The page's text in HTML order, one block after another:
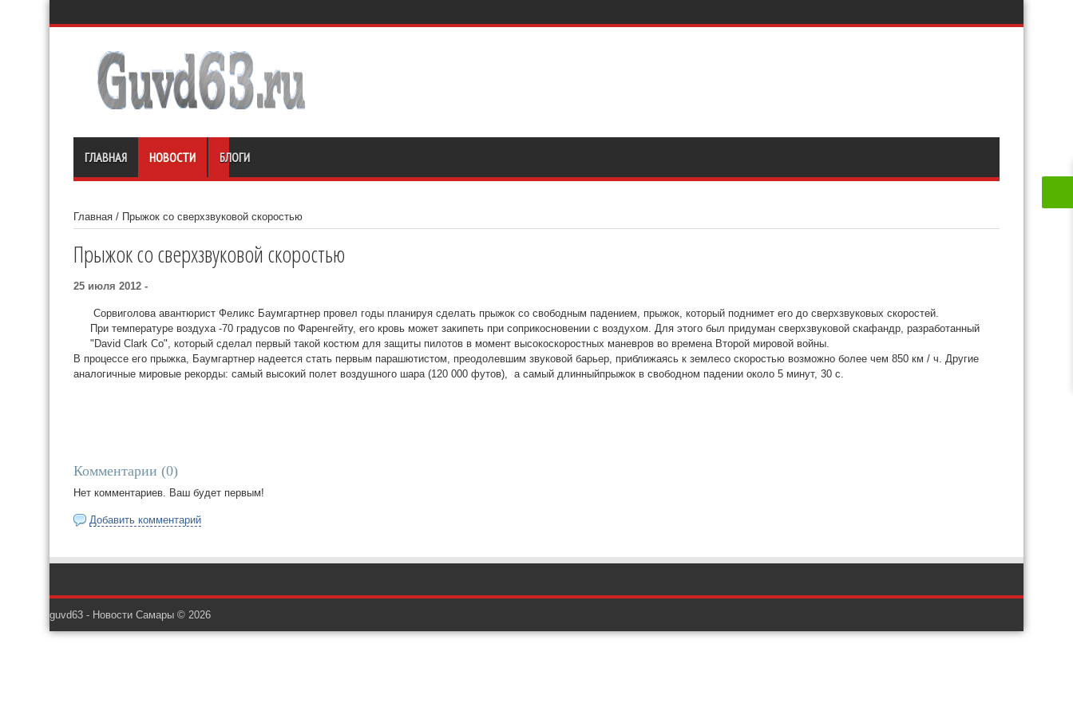
ГЛАВНАЯ НОВОСТИ БЛОГИ
Главная / Прыжок со сверхзвуковой скоростью
Прыжок со сверхзвуковой скоростью
25 июля 2012 -
Сорвиголова авантюрист Феликс Баумгартнер провел годы планируя сделать прыжок со свободным падением, прыжок, который поднимет его до сверхзвуковых скоростей.
При температуре воздуха -70 градусов по Фаренгейту, его кровь может закипеть при соприкосновении с воздухом. Для этого был придуман сверхзвуковой скафандр, разработанный
"David Clark Co", который сделал первый такой костюм для защиты пилотов в момент высокоскоростных маневров во времена Второй мировой войны.
В процессе его прыжка, Баумгартнер надеется стать первым парашютистом, преодолевшим звуковой барьер, приближаясь к землесо скоростью возможно более чем 850 км / ч. Другие
аналогичные мировые рекорды: самый высокий полет воздушного шара (120 000 футов), а самый длинныйпрыжок в свободном падении около 5 минут, 30 с.
Комментарии (0)
Нет комментариев. Ваш будет первым!
Добавить комментарий
guvd63 - Новости Самары © 2026